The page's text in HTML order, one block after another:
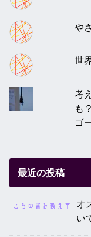
や
世
考
も
ゴ
最近の投稿
オ
い